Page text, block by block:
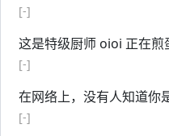
[-]
这是特级厨师 oioi 正在
[-]
在网络上，没有人知道你
[-]